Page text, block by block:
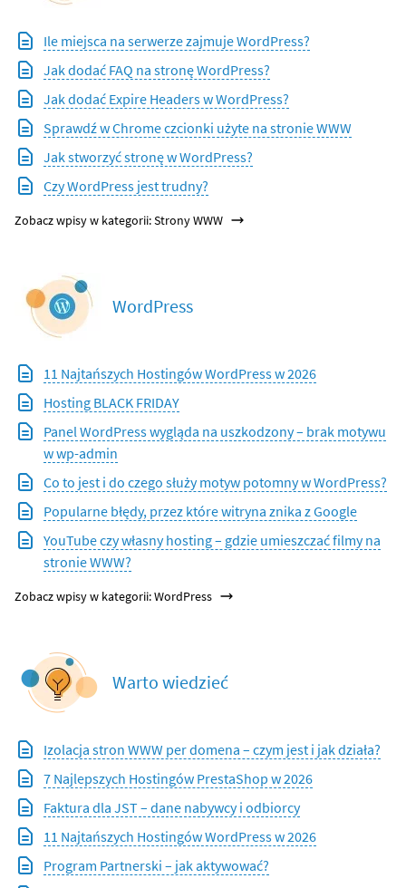
Ile miejsca na serwerze zajmuje WordPress?
Jak dodać FAQ na stronę WordPress?
Jak dodać Expire Headers w WordPress?
Sprawdź w Chrome czcionki użyte na stronie WWW
Jak stworzyć stronę w WordPress?
Czy WordPress jest trudny?
Zobacz wpisy w kategorii: Strony WWW
WordPress
11 Najtańszych Hostingów WordPress w 2026
Hosting BLACK FRIDAY
Panel WordPress wygląda na uszkodzony – brak motywu
w wp-admin
Co to jest i do czego służy motyw potomny w WordPress?
Popularne błędy, przez które witryna znika z Google
YouTube czy własny hosting – gdzie umieszczać filmy na
stronie WWW?
Zobacz wpisy w kategorii: WordPress
Warto wiedzieć
Izolacja stron WWW per domena – czym jest i jak działa?
7 Najlepszych Hostingów PrestaShop w 2026
Faktura dla JST – dane nabywcy i odbiorcy
11 Najtańszych Hostingów WordPress w 2026
Program Partnerski – jak aktywować?